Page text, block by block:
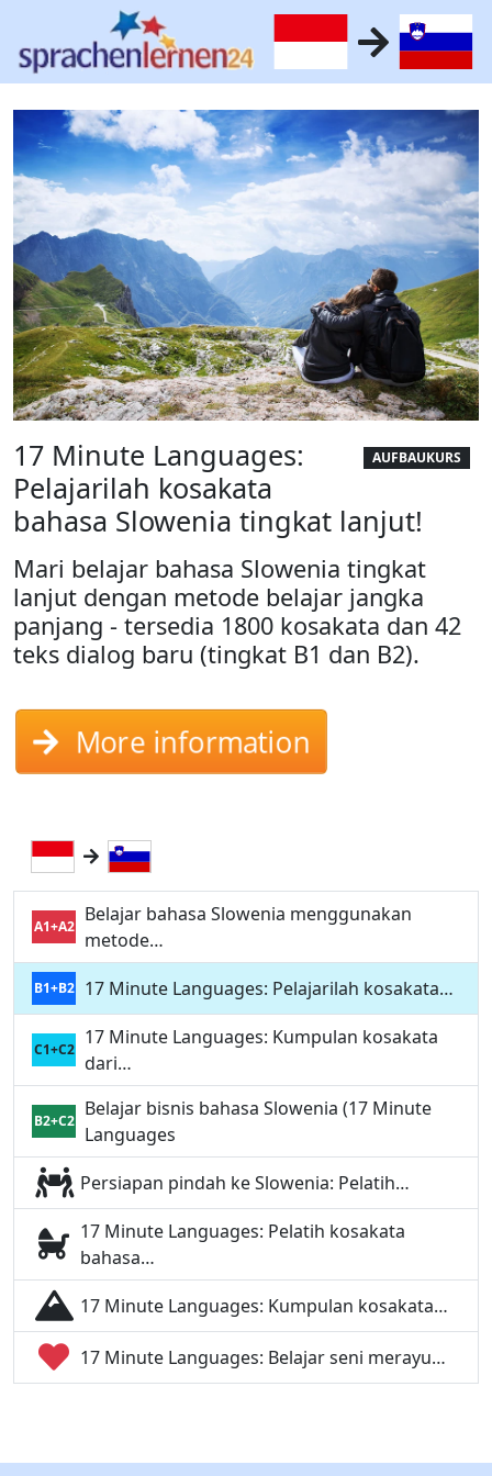
AUFBAUKURS
17 Minute Languages:
Pelajarilah kosakata
bahasa Slowenia tingkat lanjut!
Mari belajar bahasa Slowenia tingkat
lanjut dengan metode belajar jangka
panjang - tersedia 1800 kosakata dan 42
teks dialog baru (tingkat B1 dan B2).
More information
A1+A2
Belajar bahasa Slowenia menggunakan
metode…
B1+B2 17 Minute Languages: Pelajarilah kosakata…
C1+C2
17 Minute Languages: Kumpulan kosakata
dari…
B2+C2
Belajar bisnis bahasa Slowenia (17 Minute
Languages
Persiapan pindah ke Slowenia: Pelatih…
17 Minute Languages: Pelatih kosakata
bahasa…
17 Minute Languages: Kumpulan kosakata…
17 Minute Languages: Belajar seni merayu…